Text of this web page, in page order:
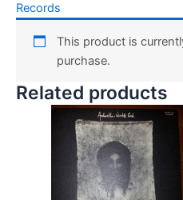
Records
This product is
purchase.
Related products